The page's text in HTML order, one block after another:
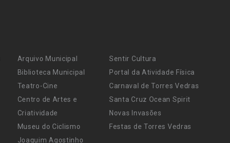
Arquivo Municipal
Biblioteca Municipal
Teatro-Cine
Centro de Artes e
Criatividade
Museu do Ciclismo
Joaquim Agostinho
Sentir Cultura
Portal da Atividade Física
Carnaval de Torres Vedras
Santa Cruz Ocean Spirit
Novas Invasões
Festas de Torres Vedras